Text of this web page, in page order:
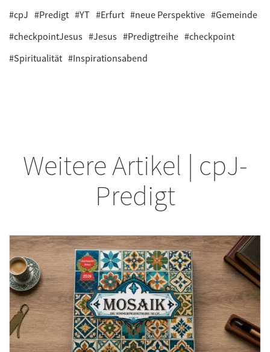
#cpJ #Predigt #YT #Erfurt #neue Perspektive #Gemeinde
#checkpointJesus #Jesus #Predigtreihe #checkpoint
#Spiritualität #Inspirationsabend
Weitere Artikel | cpJ-
Predigt